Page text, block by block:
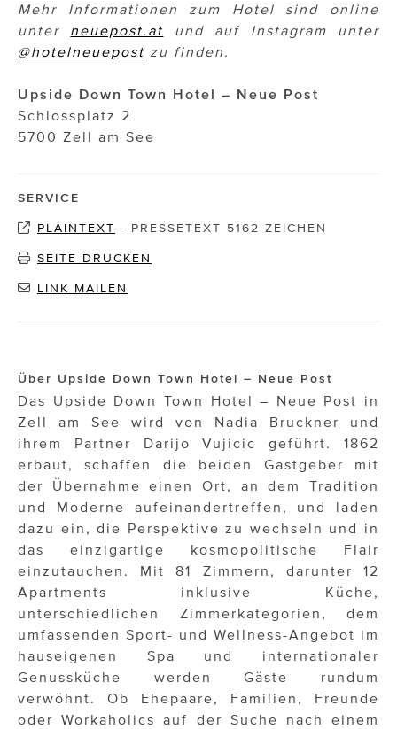
Mehr Informationen zum Hotel sind online
unter neuepost.at und auf Instagram unter
@hotelneuepost zu finden.
Upside Down Town Hotel – Neue Post
Schlossplatz 2
5700 Zell am See
SERVICE
PLAINTEXT - PRESSETEXT 5162 ZEICHEN
SEITE DRUCKEN
LINK MAILEN
Über Upside Down Town Hotel – Neue Post
Das Upside Down Town Hotel – Neue Post in
Zell am See wird von Nadia Bruckner und
ihrem Partner Darijo Vujicic geführt. 1862
erbaut, schaffen die beiden Gastgeber mit
der Übernahme einen Ort, an dem Tradition
und Moderne aufeinandertreffen, und laden
dazu ein, die Perspektive zu wechseln und in
das einzigartige kosmopolitische Flair
einzutauchen. Mit 81 Zimmern, darunter 12
Apartments inklusive Küche,
unterschiedlichen Zimmerkategorien, dem
umfassenden Sport- und Wellness-Angebot im
hauseigenen Spa und internationaler
Genussküche werden Gäste rundum
verwöhnt. Ob Ehepaare, Familien, Freunde
oder Workaholics auf der Suche nach einem